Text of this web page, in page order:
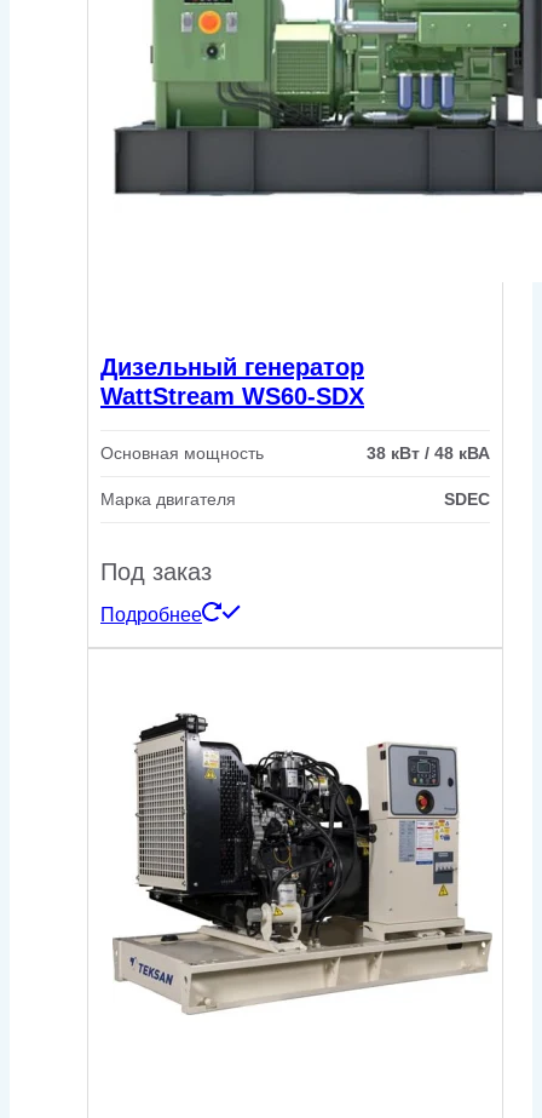
Дизельный генератор
WattStream WS60-SDX
Основная мощность 38 кВт / 48 кВА
Марка двигателя SDEC
Под заказ
Подробнее